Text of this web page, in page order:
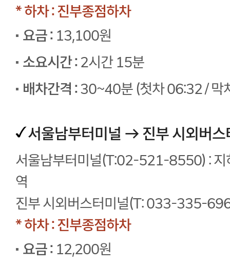
* 하차 : 진부종점하차
요금 : 13,100원
소요시간 :2시간 15분
배차간격 :30~40분 (첫차 06:32 / 막
서울남부터미널 → 진부 시외버스
서울남부터미널(T:02-521-8550) : 지
역
진부 시외버스터미널(T: 033-335-
* 하차 : 진부종점하차
요금 : 12,200원